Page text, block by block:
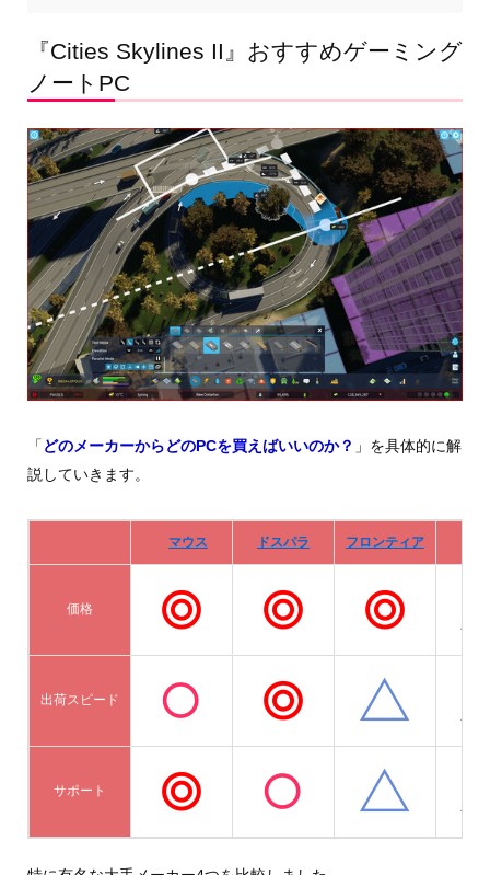
『Cities Skylines II』おすすめゲーミング
ノートPC
「 どのメーカーからどのPCを買えばいいのか？ 」を具体的に解
説していきます。
マウス ドスパラ フロンティア
価格
出荷スピード
サポート